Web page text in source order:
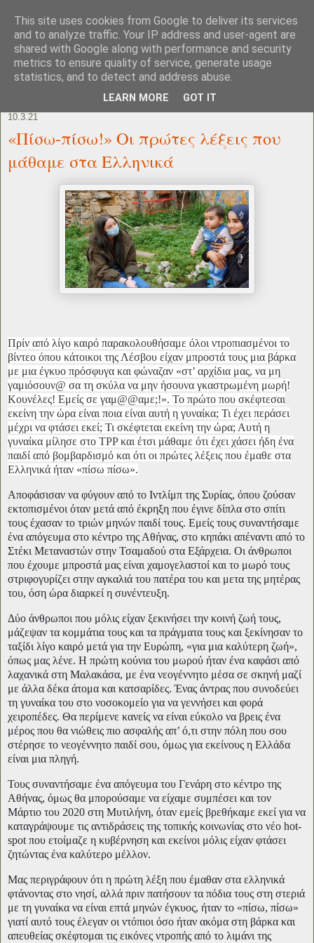
10.3.21
«Πίσω-πίσω!» Οι πρώτες λέξεις που
μάθαμε στα Ελληνικά
Πρίν από λίγο καιρό παρακολουθήσαμε όλοι ντροπιασμένοι το
βίντεο όπου κάτοικοι της Λέσβου είχαν μπροστά τους μια βάρκα
με μια έγκυο πρόσφυγα και φώναζαν «στ’ αρχίδια μας, να μη
γαμιόσουν@ σα τη σκύλα να μην ήσουνα γκαστρωμένη μωρή!
Κουνέλες! Εμείς σε γαμ@@αμε;!». Το πρώτο που σκέφτεσαι
εκείνη την ώρα είναι ποια είναι αυτή η γυναίκα; Τι έχει περάσει
μέχρι να φτάσει εκεί; Τι σκέφτεται εκείνη την ώρα; Αυτή η
γυναίκα μίλησε στο TPP και έτσι μάθαμε ότι έχει χάσει ήδη ένα
παιδί από βομβαρδισμό και ότι οι πρώτες λέξεις που έμαθε στα
Ελληνικά ήταν «πίσω πίσω».
Αποφάσισαν να φύγουν από το Ιντλίμπ της Συρίας, όπου ζούσαν
εκτοπισμένοι όταν μετά από έκρηξη που έγινε δίπλα στο σπίτι
τους έχασαν το τριών μηνών παιδί τους. Εμείς τους συναντήσαμε
ένα απόγευμα στο κέντρο της Αθήνας, στο κηπάκι απέναντι από το
Στέκι Μεταναστών στην Τσαμαδού στα Εξάρχεια. Οι άνθρωποι
που έχουμε μπροστά μας είναι χαμογελαστοί και το μωρό τους
στριφογυρίζει στην αγκαλιά του πατέρα του και μετα της μητέρας
του, όση ώρα διαρκεί η συνέντευξη.
Δύο άνθρωποι που μόλις είχαν ξεκινήσει την κοινή ζωή τους,
μάζεψαν τα κομμάτια τους και τα πράγματα τους και ξεκίνησαν το
ταξίδι λίγο καιρό μετά για την Ευρώπη, «για μια καλύτερη ζωή»,
όπως μας λένε. Η πρώτη κούνια του μωρού ήταν ένα καφάσι από
λαχανικά στη Μαλακάσα, με ένα νεογέννητο μέσα σε σκηνή μαζί
με άλλα δέκα άτομα και κατσαρίδες. Ένας άντρας που συνοδεύει
τη γυναίκα του στο νοσοκομείο για να γεννήσει και φορά
χειροπέδες. Θα περίμενε κανείς να είναι εύκολο να βρεις ένα
μέρος που θα νιώθεις πιο ασφαλής απ’ ό,τι στην πόλη που σου
στέρησε το νεογέννητο παιδί σου, όμως για εκείνους η Ελλάδα
είναι μια πληγή.
Τους συναντήσαμε ένα απόγευμα του Γενάρη στο κέντρο της
Αθήνας, όμως θα μπορούσαμε να είχαμε συμπέσει και τον
Μάρτιο του 2020 στη Μυτιλήνη, όταν εμείς βρεθήκαμε εκεί για να
καταγράψουμε τις αντιδράσεις της τοπικής κοινωνίας στο νέο hot-
spot που ετοίμαζε η κυβέρνηση και εκείνοι μόλις είχαν φτάσει
ζητώντας ένα καλύτερο μέλλον.
Μας περιγράφουν ότι η πρώτη λέξη που έμαθαν στα ελληνικά
φτάνοντας στο νησί, αλλά πριν πατήσουν τα πόδια τους στη στεριά
με τη γυναίκα να είναι επτά μηνών έγκυος, ήταν το «πίσω, πίσω»
γιατί αυτό τους έλεγαν οι ντόπιοι όσο ήταν ακόμα στη βάρκα και
απευθείας σκέφτομαι τις εικόνες ντροπής από το λιμάνι της
This site uses cookies from Google to deliver its services
and to analyze traffic. Your IP address and user-agent are
shared with Google along with performance and security
metrics to ensure quality of service, generate usage
statistics, and to detect and address abuse.
LEARN MORE GOT IT